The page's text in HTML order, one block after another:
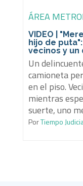
ÁREA
VIDEO |
hijo de
vecinos y
Un
camioneta
en el piso.
mientras
suerte, uno
PorTiempo